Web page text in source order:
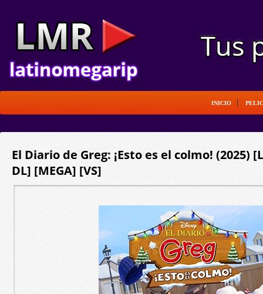
INICIO
El Diario de Greg: ¡Esto es el colmo! (2025)
DL] [MEGA] [VS]